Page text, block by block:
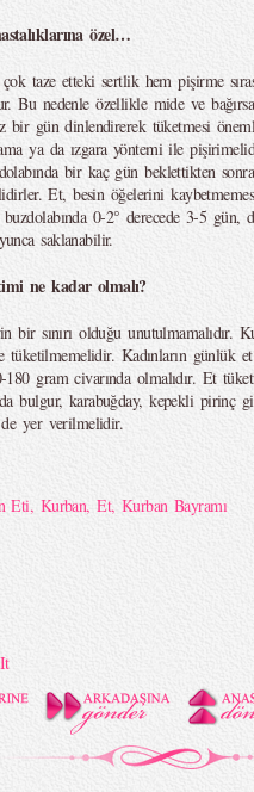
özel…
taze etteki sertlik hem pişirme
Bu nedenle özellikle mide ve
bir gün dinlendirerek tüketmesi
ya da ızgara yöntemi ile
bir kaç gün beklettikten
Et, besin öğelerini
buzdolabında 0-2° derecede 3-5 gün,
saklanabilir.
ne kadar olmalı?
bir sınırı olduğu unutulmamalıdır.
tüketilmemelidir. Kadınların günlük
gram civarında olmalıdır. Et
bulgur, karabuğday, kepekli pirinç
de yer verilmelidir.
Eti, Kurban,Et, Kurban Bayramı